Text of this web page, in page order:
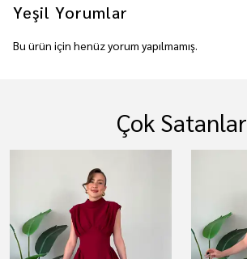
Yeşil Yorumlar
Bu ürün için henüz yorum yapılmamış.
Çok Satanlar